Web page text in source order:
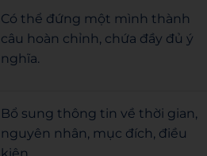
Có thể đứng một mình thành
câu hoàn chỉnh, chứa đầy đủ ý
nghĩa.
Bổ sung thông tin về thời gian,
nguyên nhân, mục đích, điều